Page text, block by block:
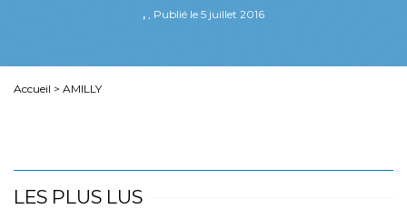
, , Publié le 5 juillet 2016
Accueil > AMILLY
LES PLUS LUS